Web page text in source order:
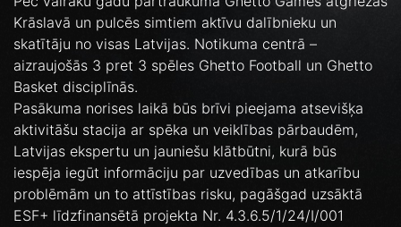
Krāslavā un pulcēs simtiem aktīvu dalībnieku un
skatītāju no visas Latvijas. Notikuma centrā –
aizraujošās 3 pret 3 spēles Ghetto Football un Ghetto
Basket disciplīnās.
Pasākuma norises laikā būs brīvi pieejama atsevišķa
aktivitāšu stacija ar spēka un veiklības pārbaudēm,
Latvijas ekspertu un jauniešu klātbūtni, kurā būs
iespēja iegūt informāciju par uzvedības un atkarību
problēmām un to attīstības risku, pagāšgad uzsāktā
ESF+ līdzfinansētā projekta Nr. 4.3.6.5/1/24/I/001